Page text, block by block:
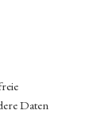
Daten